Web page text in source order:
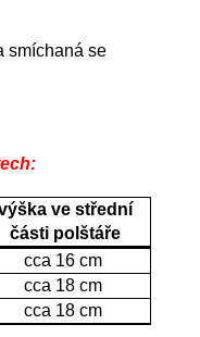
smíchaná se
ve střední
části polštáře
cca 16 cm
cca 18 cm
cca 18 cm